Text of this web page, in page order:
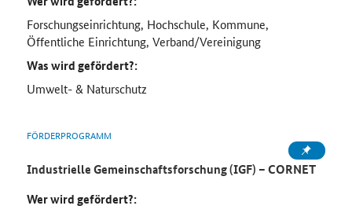
Forschungseinrichtung, Hochschule, Kommune,
Öffentliche Einrichtung, Verband/Vereinigung
Was wird gefördert?:
Umwelt- & Naturschutz
FÖRDERPROGRAMM
Industrielle Gemeinschaftsforschung (IGF) – CORNET
Wer wird gefördert?: